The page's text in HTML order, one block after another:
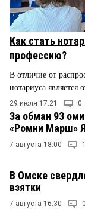
Как стать
профессию?
В отличие от
нотариуса является
29 июля 17:21 0
За обман 93
«Ромни Марш»
7 августа 18:00 1
В Омске
взятки
7 августа 16:30 0